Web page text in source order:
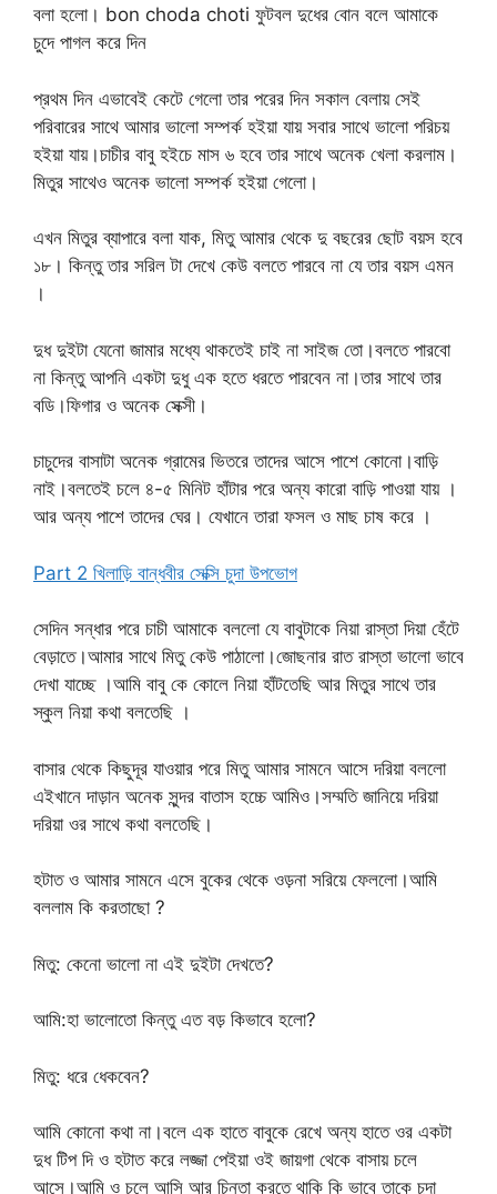
বলা হলো। bon choda choti ফুটবল দুধের বোন বলে আমাকে
চুদে পাগল করে দিন
প্রথম দিন এভাবেই কেটে গেলো তার পরের দিন সকাল বেলায় সেই
পরিবারের সাথে আমার ভালো সম্পর্ক হইয়া যায় সবার সাথে ভালো পরিচয়
হইয়া যায়।চাচীর বাবু হইচে মাস ৬ হবে তার সাথে অনেক খেলা করলাম।
মিতুর সাথেও অনেক ভালো সম্পর্ক হইয়া গেলো।
এখন মিতুর ব্যাপারে বলা যাক, মিতু আমার থেকে দু বছরের ছোট বয়স হবে
১৮। কিন্তু তার সরিল টা দেখে কেউ বলতে পারবে না যে তার বয়স এমন
।
দুধ দুইটা যেনো জামার মধ্যে থাকতেই চাই না সাইজ তো।বলতে পারবো
না কিন্তু আপনি একটা দুধু এক হতে ধরতে পারবেন না।তার সাথে তার
বডি।ফিগার ও অনেক সেক্সী।
চাচুদের বাসাটা অনেক গ্রামের ভিতরে তাদের আসে পাশে কোনো।বাড়ি
নাই।বলতেই চলে ৪-৫ মিনিট হাঁটার পরে অন্য কারো বাড়ি পাওয়া যায় ।
আর অন্য পাশে তাদের ঘের। যেখানে তারা ফসল ও মাছ চাষ করে ।
Part 2 খিলাড়ি বান্ধবীর সেক্সি চুদা উপভোগ
সেদিন সন্ধার পরে চাচী আমাকে বললো যে বাবুটাকে নিয়া রাস্তা দিয়া হেঁটে
বেড়াতে।আমার সাথে মিতু কেউ পাঠালো।জোছনার রাত রাস্তা ভালো ভাবে
দেখা যাচ্ছে ।আমি বাবু কে কোলে নিয়া হাঁটতেছি আর মিতুর সাথে তার
স্কুল নিয়া কথা বলতেছি ।
বাসার থেকে কিছুদূর যাওয়ার পরে মিতু আমার সামনে আসে দরিয়া বললো
এইখানে দাড়ান অনেক সুন্দর বাতাস হচ্চে আমিও।সম্মতি জানিয়ে দরিয়া
দরিয়া ওর সাথে কথা বলতেছি।
হটাত ও আমার সামনে এসে বুকের থেকে ওড়না সরিয়ে ফেললো।আমি
বললাম কি করতাছো ?
মিতু: কেনো ভালো না এই দুইটা দেখতে?
আমি:হা ভালোতো কিন্তু এত বড় কিভাবে হলো?
মিতু: ধরে ধেকবেন?
আমি কোনো কথা না।বলে এক হাতে বাবুকে রেখে অন্য হাতে ওর একটা
দুধ টিপ দি ও হটাত করে লজ্জা পেইয়া ওই জায়গা থেকে বাসায় চলে
আসে।আমি ও চলে আসি আর চিন্তা করতে থাকি কি ভাবে তাকে চুদা